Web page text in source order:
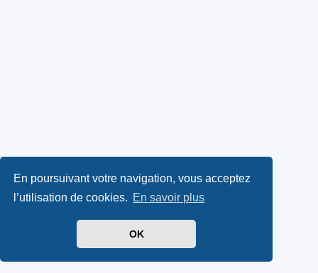
En poursuivant votre navigation, vous acceptez
l’utilisation de cookies. En savoir plus
OK